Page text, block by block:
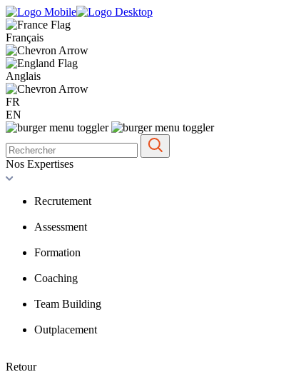
Français
Anglais
FR
EN
Nos Expertises
Recrutement
Assessment
Formation
Coaching
Team Building
Outplacement
Retour